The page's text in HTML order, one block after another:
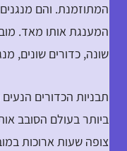
המתוזמנת. והם
המענגת אותו מאד.
שונה, כדורים שונים,
תבניות הכדורים הנעים
ביותר בעולם הסובב
צופה שעות ארוכות